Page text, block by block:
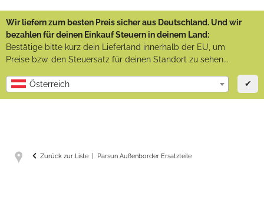
Wir liefern zum besten Preis sicher aus Deutschland. Und wir
bezahlen für deinen Einkauf Steuern in deinem Land:
Bestätige bitte kurz dein Lieferland innerhalb der EU, um
Preise bzw. den Steuersatz für deinen Standort zu sehen...
Österreich ✔
Zurück zur Liste Parsun Außenborder Ersatzteile